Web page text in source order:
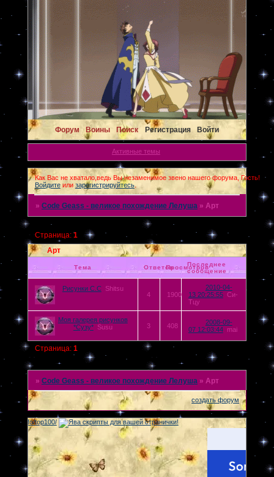
Форум Воины Поиск Регистрация Войти
Активные темы
Как Вас не хватало,ведь Вы незаменимое звено нашего форума, Гость!
Войдитеили зарегистрируйтесь.
» Code Geass - великое похождение Лелуша » Арт
Арт
Страница: 1
Тема ОтветовПросмотров
Последнее
сообщение
Рисунки С.С
Shitsu
4
1900
2010-04-
13 20:25:55
Си-
Тцу
Моя галерея рисунков
*Сузу*
Susu 3 408
2008-09-
07 12:03:44
mai
Страница: 1
» Code Geass - великое похождение Лелуша » Арт
создать форум